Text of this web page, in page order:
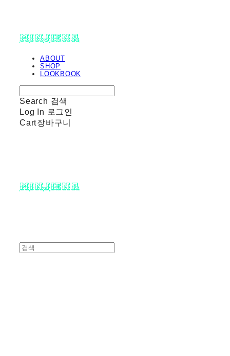
minjiena
ABOUT
SHOP
LOOKBOOK
Search 검색
Log In 로그인
Cart장바구니
minjiena